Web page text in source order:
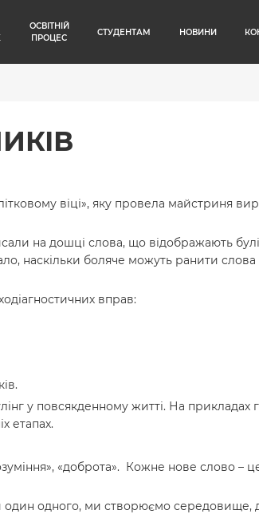
ОСВІТНІЙ
ПРОЦЕС
СТУДЕНТАМ НОВИНИ
віці», яку провела майстриня
на дошці слова, що відображають
наскільки боляче можуть ранити слова
вправ:
у повсякденному житті. На прикладах
етапах.
«доброта». Кожне нове слово –
один одного, ми створюємо середовище,